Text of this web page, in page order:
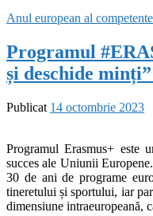
Anul european al
Programul
și deschide
Publicat 14 octombrie 2023
Programul Erasmus+ este
succes ale Uniunii
30 de ani de programe
tineretului și sportului, iar
dimensiune